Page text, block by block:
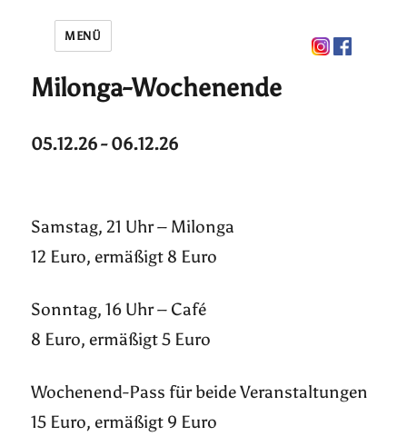
MENÜ
Milonga-Wochenende
05.12.26 - 06.12.26
Samstag, 21 Uhr – Milonga
12 Euro, ermäßigt 8 Euro
Sonntag, 16 Uhr – Café
8 Euro, ermäßigt 5 Euro
Wochenend-Pass für beide Veranstaltungen
15 Euro, ermäßigt 9 Euro